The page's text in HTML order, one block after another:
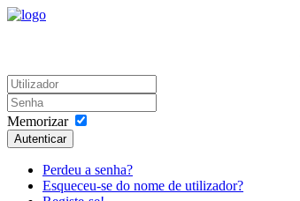
Memorizar
Autenticar
Perdeu a senha?
Esqueceu-se do nome de utilizador?